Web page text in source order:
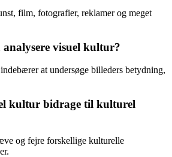
film, fotografier, reklamer og meget
visuel kultur?
at undersøge billeders betydning,
kultur bidrage til kulturel
og fejre forskellige kulturelle